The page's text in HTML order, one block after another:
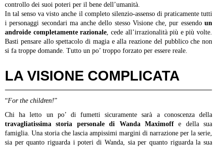
controllo dei suoi poteri per il bene dell’umanità.
In tal senso va visto anche il completo silenzio-assenso di praticamente tutti
i personaggi secondari ma anche dello stesso Visione che, pur essendo un
androide completamente razionale , cede all’irrazionalità più e più volte.
Basti pensare allo spettacolo di magia e alla reazione del pubblico che non
si fa troppe domande. Tutto un po’ troppo forzato per essere reale.
LA VISIONE COMPLICATA
“For the children!”
Chi ha letto un po’ di fumetti sicuramente sarà a conoscenza della
travagliatissima storia personale di Wanda Maximoffe della sua
famiglia. Una storia che lascia ampissimi margini di narrazione per la serie,
sia per quanto riguarda i poteri di Wanda, sia per quanto riguarda la sua